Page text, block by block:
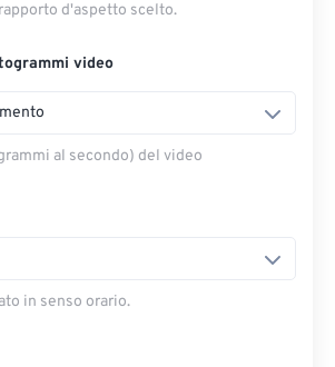
d'aspetto scelto.
video
al secondo) del video
in senso orario.